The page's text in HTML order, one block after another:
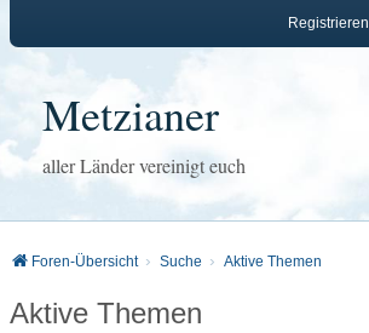
Registrieren
Metzianer
aller Länder vereinigt euch
Foren-Übersicht Suche Aktive Themen
Aktive Themen